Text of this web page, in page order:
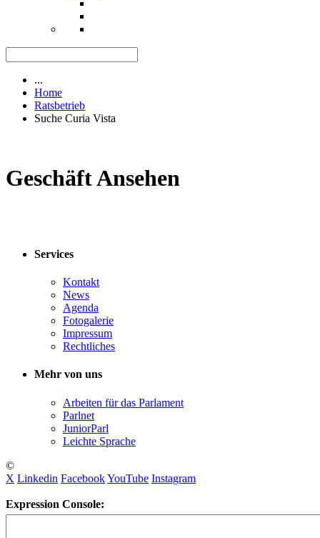
...
Home
Ratsbetrieb
Suche Curia Vista
Geschäft Ansehen
Services
Kontakt
News
Agenda
Fotogalerie
Impressum
Rechtliches
Mehr von uns
Arbeiten für das Parlament
Parlnet
JuniorParl
Leichte Sprache
©
X Linkedin FacebookYouTube Instagram
Expression Console: